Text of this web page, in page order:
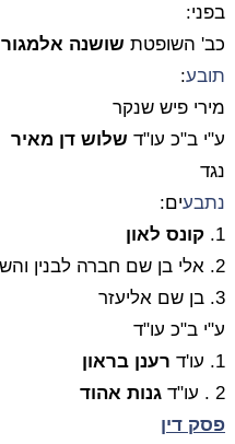
בפני:
כב' השופטת שושנה אלמגור
תובע:
מירי פיש שנקר
ע"י ב"כ עו"ד שלוש דן מאיר
נגד
נתבעים:
1. קונס לאון
2. אלי בן שם חברה לבנין והשקעות בע"מ
3. בן שם אליעזר
ע"י ב"כ עו"ד
1. עו'ד
רענן בראון
2 . עו"ד
גנות אהוד
פסק דין